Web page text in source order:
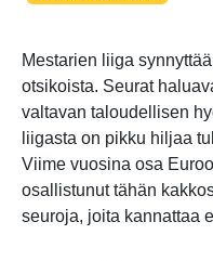
Mestarien liiga
otsikoista. Seurat
valtavan taloudellisen
liigasta on pikku hiljaa
Viime vuosina osa
osallistunut tähän
seuroja, joita kannattaa